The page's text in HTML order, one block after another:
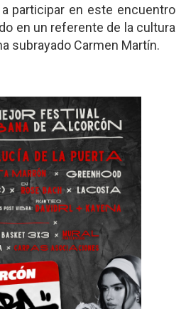
participar en este encuentro
en un referente de la cultura
subrayado Carmen Martín.